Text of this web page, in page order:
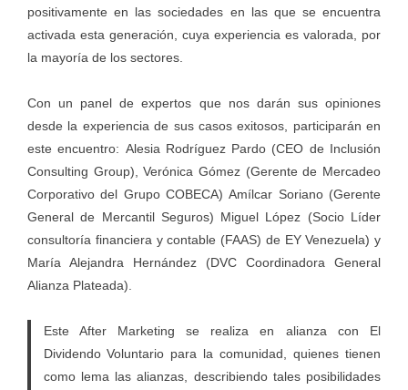
positivamente en las sociedades en las que se encuentra
activada esta generación, cuya experiencia es valorada, por
la mayoría de los sectores.
Con un panel de expertos que nos darán sus opiniones
desde la experiencia de sus casos exitosos, participarán en
este encuentro: Alesia Rodríguez Pardo (CEO de Inclusión
Consulting Group), Verónica Gómez (Gerente de Mercadeo
Corporativo del Grupo COBECA) Amílcar Soriano (Gerente
General de Mercantil Seguros) Miguel López (Socio Líder
consultoría financiera y contable (FAAS) de EY Venezuela) y
María Alejandra Hernández (DVC Coordinadora General
Alianza Plateada).
Este After Marketing se realiza en alianza con El
Dividendo Voluntario para la comunidad, quienes tienen
como lema las alianzas, describiendo tales posibilidades